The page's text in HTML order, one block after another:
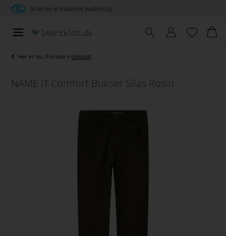
Vi er en e-mærket webshop
Her er du: Forside » Udsolgt
NAME IT Comfort Bukser Silas Rosin